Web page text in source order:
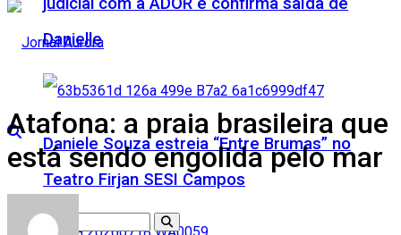
Danielle
Daniele Souza estreia “Entre Brumas” no
Teatro Firjan SESI Campos
Atafona: a praia brasileira que
está sendo engolida pelo mar